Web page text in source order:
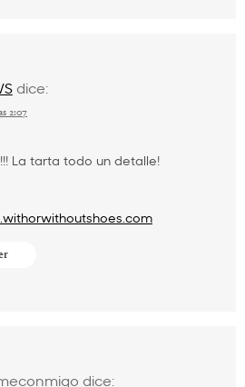
dice:
2:07
La tarta todo un detalle!
dice: